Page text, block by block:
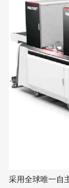
采用全球唯一自